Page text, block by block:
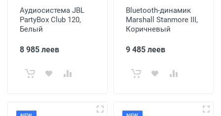
Аудиосистема JBL
PartyBox Club 120,
Белый
8 985 леев
Bluetooth-динамик
Marshall Stanmore III,
Коричневый
9 485 леев